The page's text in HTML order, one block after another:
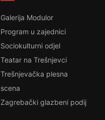
Galerija Modulor
Program u zajednici
Sociokulturni odjel
Teatar na Trešnjevci
Trešnjevačka plesna
scena
Zagrebački glazbeni podij